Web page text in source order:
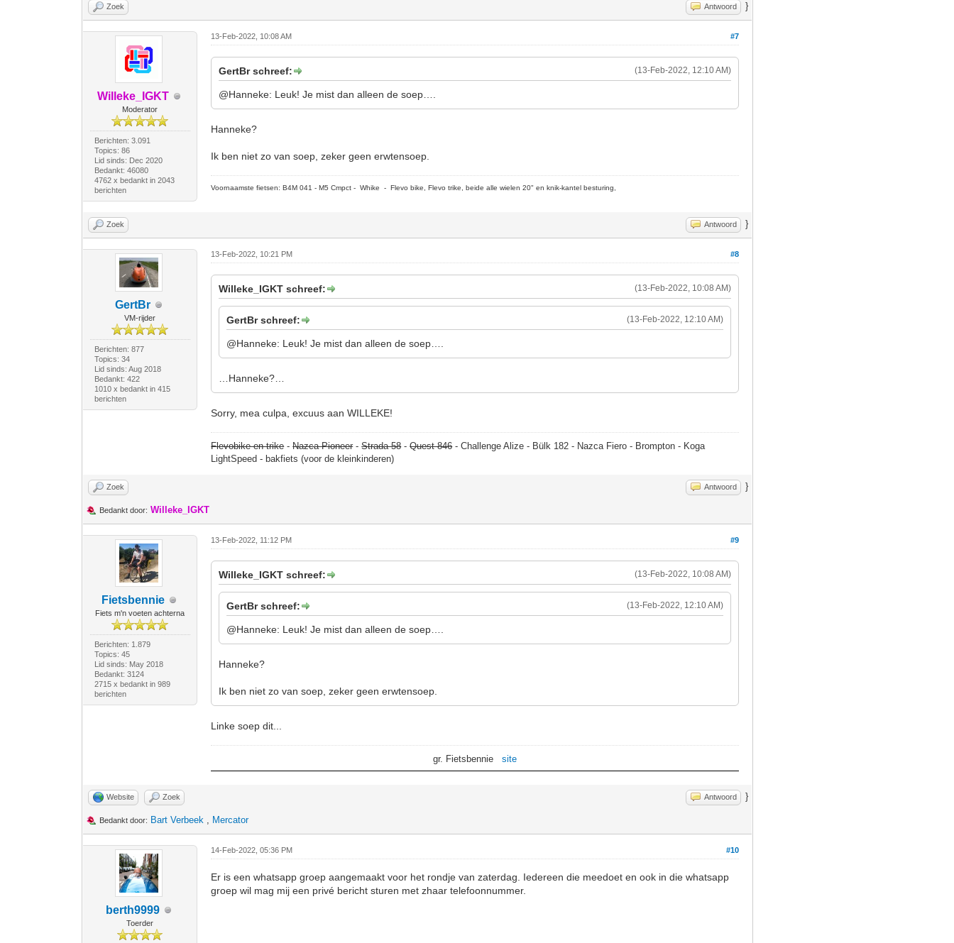
Zoek Antwoord }
Willeke_IGKT
Moderator
Berichten: 3.091
Topics: 86
Lid sinds: Dec 2020
Bedankt: 46080
4762 x bedankt in 2043
berichten
#7
13-Feb-2022, 10:08 AM
(13-Feb-2022, 12:10 AM)
GertBr schreef:
@Hanneke: Leuk! Je mist dan alleen de soep….
Hanneke?
Ik ben niet zo van soep, zeker geen erwtensoep.
Voornaamste fietsen: B4M 041 - M5 Cmpct - Whike - Flevo bike, Flevo trike, beide alle wielen 20" en knik-kantel besturing,
Zoek Antwoord }
GertBr
VM-rijder
Berichten: 877
Topics: 34
Lid sinds: Aug 2018
Bedankt: 422
1010 x bedankt in 415
berichten
#8
13-Feb-2022, 10:21 PM
(13-Feb-2022, 10:08 AM)
Willeke_IGKT schreef:
(13-Feb-2022, 12:10 AM)
GertBr schreef:
@Hanneke: Leuk! Je mist dan alleen de soep….
…Hanneke?…
Sorry, mea culpa, excuus aan WILLEKE!
Flevobike en trike-Nazca Pioneer-Strada 58-Quest 846- Challenge Alize - Bülk 182 - Nazca Fiero - Brompton - Koga
LightSpeed - bakfiets (voor de kleinkinderen)
Zoek Antwoord }
Bedankt door: Willeke_IGKT
Fietsbennie
Fiets m'n voeten achterna
Berichten: 1.879
Topics: 45
Lid sinds: May 2018
Bedankt: 3124
2715 x bedankt in 989
berichten
#9
13-Feb-2022, 11:12 PM
(13-Feb-2022, 10:08 AM)
Willeke_IGKT schreef:
(13-Feb-2022, 12:10 AM)
GertBr schreef:
@Hanneke: Leuk! Je mist dan alleen de soep….
Hanneke?
Ik ben niet zo van soep, zeker geen erwtensoep.
Linke soep dit...
gr. Fietsbenniesite
Website Zoek Antwoord }
Bedankt door: Bart Verbeek , Mercator
berth9999
Toerder
#10
14-Feb-2022, 05:36 PM
Er is een whatsapp groep aangemaakt voor het rondje van zaterdag. Iedereen die meedoet en ook in die whatsapp
groep wil mag mij een privé bericht sturen met zhaar telefoonnummer.